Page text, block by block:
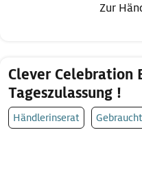
Zur
Clever Celebration
Tageszulassung !
Händlerinserat Gebraucht